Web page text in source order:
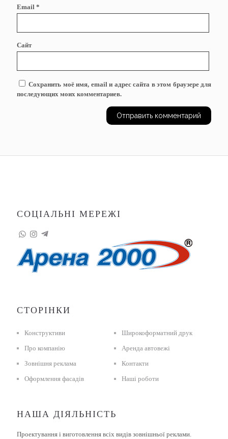
Email *
Сайт
Сохранить моё имя, email и адрес сайта в этом браузере для
последующих моих комментариев.
СОЦІАЛЬНІ МЕРЕЖІ
СТОРІНКИ
Конструктиви
Про компанію
Зовнішня реклама
Оформлення фасадів
Широкоформатний друк
Аренда автовежі
Контакти
Наші роботи
НАША ДІЯЛЬНІСТЬ
Проектування і виготовлення всіх видів зовнішньої реклами.